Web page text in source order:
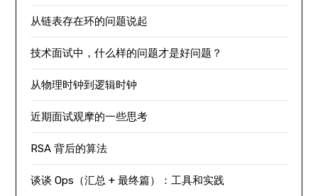
从链表存在环的问题说起
技术面试中，什么样的问题才是好问题？
从物理时钟到逻辑时钟
近期面试观摩的一些思考
RSA 背后的算法
谈谈 Ops（汇总 + 最终篇）：工具和实践